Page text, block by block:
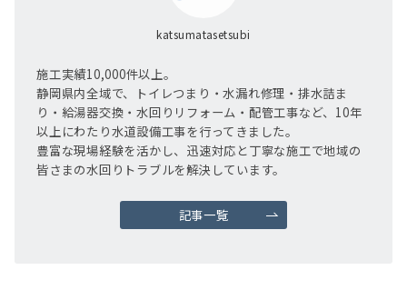
katsumatasetsubi
施工実績10,000件以上。
静岡県内全域で、トイレつまり・水漏れ修理・排水詰ま
り・給湯器交換・水回りリフォーム・配管工事など、10年
以上にわたり水道設備工事を行ってきました。
豊富な現場経験を活かし、迅速対応と丁寧な施工で地域の
皆さまの水回りトラブルを解決しています。
記事一覧